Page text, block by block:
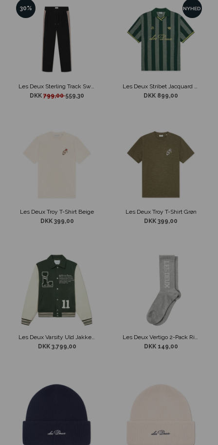
30%
Les Deux Sterling Track Sweatpants Sort
DKK799,00559,30
NYHED
Les Deux Stribet Jacquard Fodboldtrøje Grøn
DKK 899,00
Les Deux Troy T-Shirt Beige
DKK 399,00
Les Deux Troy T-Shirt Grøn
DKK 399,00
DKK 3.799,00
DKK 149,00